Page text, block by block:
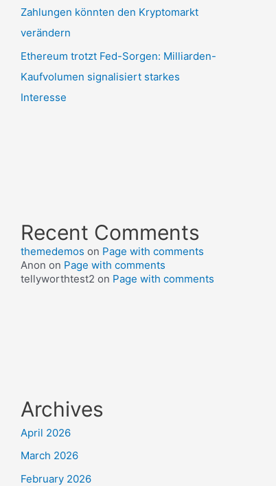
Zahlungen könnten den Kryptomarkt
verändern
Ethereum trotzt Fed-Sorgen: Milliarden-
Kaufvolumen signalisiert starkes
Interesse
Recent Comments
themedemos on Page with comments
Anon on Page with comments
tellyworthtest2 on Page with comments
Archives
April 2026
March 2026
February 2026